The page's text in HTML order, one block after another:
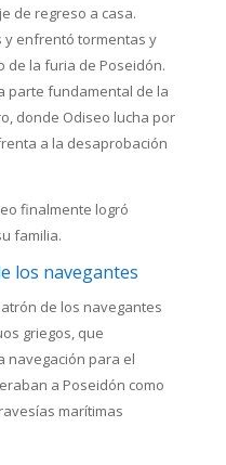
de regreso a casa.
y enfrentó tormentas y
de la furia de Poseidón.
parte fundamental de la
donde Odiseo lucha por
a la desaprobación
finalmente logró
familia.
los navegantes
de los navegantes
griegos, que
navegación para el
a Poseidón como
marítimas